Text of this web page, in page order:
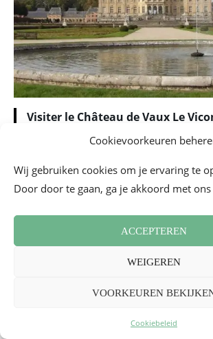
Cookievoorkeuren
Wij gebruiken cookies om je ervaring te
Door door te gaan, ga je akkoord met
ACCEPTEREN
WEIGEREN
VOORKEUREN
Cookiebeleid
Visiter le Château de Vaux Le
Boek je bezoek
_
Ik maak van de gelegenheid gebruik om de
Group te bedanken voor hun ontvangst in
team van bloggersmet wie ik de
Sonia et caetera, Fit Toni, Katia du Blog de
Amandine voor Dimension Parcs.